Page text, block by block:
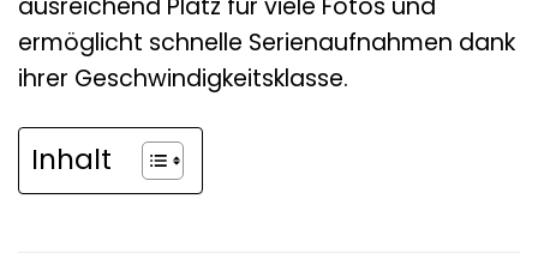
ausreichend Platz für viele Fotos und
ermöglicht schnelle Serienaufnahmen dank
ihrer Geschwindigkeitsklasse.
Inhalt